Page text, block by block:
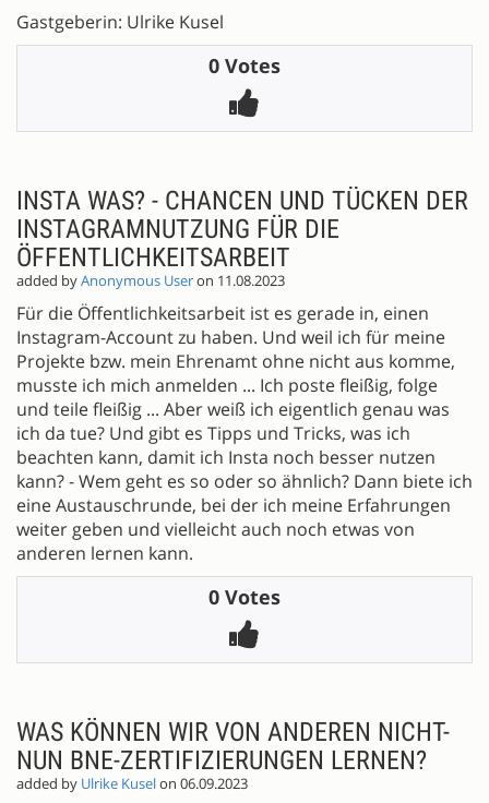
Gastgeberin: Ulrike Kusel
0 Votes
INSTA WAS? - CHANCEN UND TÜCKEN DER
INSTAGRAMNUTZUNG FÜR DIE
ÖFFENTLICHKEITSARBEIT
added byAnonymous Useron 11.08.2023
Für die Öffentlichkeitsarbeit ist es gerade in, einen
Instagram-Account zu haben. Und weil ich für meine
Projekte bzw. mein Ehrenamt ohne nicht aus komme,
musste ich mich anmelden ... Ich poste fleißig, folge
und teile fleißig ... Aber weiß ich eigentlich genau was
ich da tue? Und gibt es Tipps und Tricks, was ich
beachten kann, damit ich Insta noch besser nutzen
kann? - Wem geht es so oder so ähnlich? Dann biete ich
eine Austauschrunde, bei der ich meine Erfahrungen
weiter geben und vielleicht auch noch etwas von
anderen lernen kann.
0 Votes
WAS KÖNNEN WIR VON ANDEREN NICHT-
NUN BNE-ZERTIFIZIERUNGEN LERNEN?
added by Ulrike Kuselon 06.09.2023